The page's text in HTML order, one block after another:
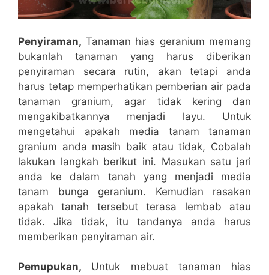
Penyiraman, Tanaman hias geranium memang
bukanlah tanaman yang harus diberikan
penyiraman secara rutin, akan tetapi anda
harus tetap memperhatikan pemberian air pada
tanaman granium, agar tidak kering dan
mengakibatkannya menjadi layu. Untuk
mengetahui apakah media tanam tanaman
granium anda masih baik atau tidak, Cobalah
lakukan langkah berikut ini. Masukan satu jari
anda ke dalam tanah yang menjadi media
tanam bunga geranium. Kemudian rasakan
apakah tanah tersebut terasa lembab atau
tidak. Jika tidak, itu tandanya anda harus
memberikan penyiraman air.
Pemupukan, Untuk mebuat tanaman hias